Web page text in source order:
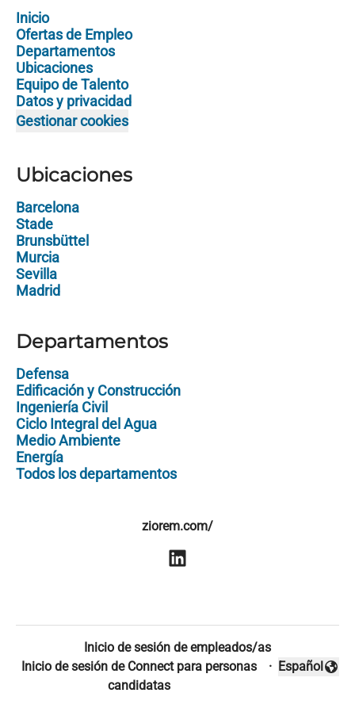
Inicio
Ofertas de Empleo
Departamentos
Ubicaciones
Equipo de Talento
Datos y privacidad
Gestionar cookies
Ubicaciones
Barcelona
Stade
Brunsbüttel
Murcia
Sevilla
Madrid
Departamentos
Defensa
Edificación y Construcción
Ingeniería Civil
Ciclo Integral del Agua
Medio Ambiente
Energía
Todos los departamentos
ziorem.com/
Inicio de sesión de empleados/as
Inicio de sesión de Connect para personas
candidatas
·
Cambiar
Español